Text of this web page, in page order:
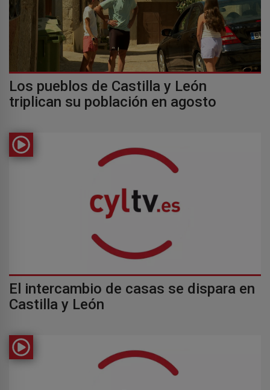
Los pueblos de Castilla y León
triplican su población en agosto
El intercambio de casas se dispara en
Castilla y León